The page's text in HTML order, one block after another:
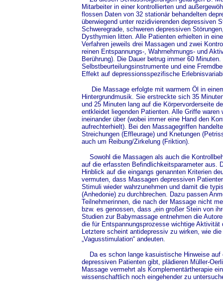
Mitarbeiter in einer kontrollierten und
flossen Daten von 32 stationär behandelten
überwiegend unter rezidivierenden depressiven
Schweregrade, schweren depressiven
Dysthymien litten. Alle Patienten erhielten in
Verfahren jeweils drei Massagen und zwei
reinen Entspannungs-, Wahrnehmungs- und
Berührung). Die Dauer betrug immer 60 Minuten.
Selbstbeurteilungsinstrumente und eine
Effekt auf depressionsspezifische
Die Massage erfolgte mit warmem Öl in
Hintergrundmusik. Sie erstreckte sich 35
und 25 Minuten lang auf die Körpervorderseite
entkleidet liegenden Patienten. Alle Griffe waren
ineinander über (wobei immer eine Hand den
aufrechterhielt). Bei den Massagegriffen
Streichungen (Effleurage) und Knetungen
auch um Reibung/Zirkelung (Friktion).
Sowohl die Massagen als auch die
auf die erfassten Befindlichkeitsparameter aus.
Hinblick auf die eingangs genannten Kriterien
vermuten, dass Massagen depressiven
Stimuli wieder wahrzunehmen und damit die
(Anhedonie) zu durchbrechen. Dazu passen
Teilnehmerinnen, die nach der Massage nicht
bzw. es genossen, dass „ein großer Stein von
Studien zur Babymassage entnehmen die
die für Entspannungsprozesse wichtige Aktivität
Letztere scheint antidepressiv zu wirken, wie
„Vagusstimulation“ andeuten.
Da es schon lange kasuistische Hinweise auf
depressiven Patienten gibt, plädieren Müller-
Massage vermehrt als Komplementärtherapie
wissenschaftlich noch eingehender zu